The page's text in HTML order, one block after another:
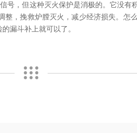
，但这种灭火保护是消极的。它没
，挽救炉膛灭火，减少经济损失。怎
漏斗补上就可以了。